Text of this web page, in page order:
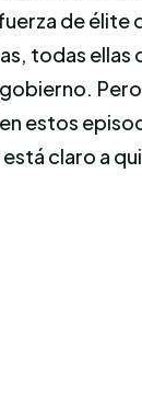
de
todas
estos
claro a